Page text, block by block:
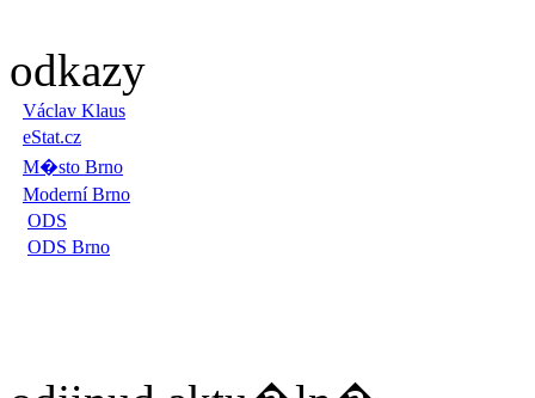
odkazy
Václav Klaus
eStat.cz
M�sto Brno
Moderní Brno
ODS
ODS Brno